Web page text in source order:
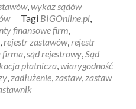
,wykaz sądów
Tagi BIGOnline.pl,
finansowe firm,
,rejestr zastawów,rejestr
firma,sąd rejestrowy,Sąd
płatnicza,wiarygodność
,zadłużenie,zastaw,zastaw